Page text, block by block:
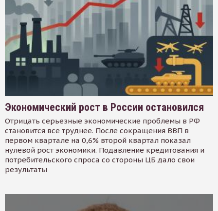
Экономический рост в России остановился
Отрицать серьезные экономические проблемы в РФ
становится все труднее. После сокращения ВВП в
первом квартале на 0,6% второй квартал показал
нулевой рост экономики. Подавление кредитования и
потребительского спроса со стороны ЦБ дало свои
результаты